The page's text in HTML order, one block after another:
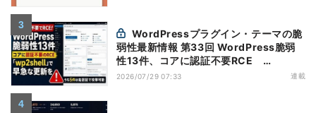
弱性最新情報 第33回 WordPress脆弱
性13件、コアに認証不要RCE
「wp2shell」で早急な更新を【7月16日
2026/07/29 07:33 連載